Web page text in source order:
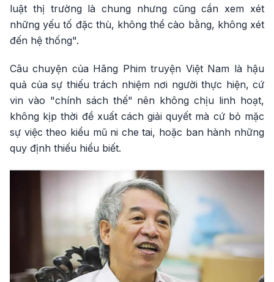
luật thị trường là chung nhưng cũng cần xem xét
những yếu tố đặc thù, không thể cào bằng, không xét
đến hệ thống".
Câu chuyện của Hãng Phim truyện Việt Nam là hậu
quả của sự thiếu trách nhiệm nơi người thực hiện, cứ
vin vào "chính sách thế" nên không chịu linh hoạt,
không kịp thời đề xuất cách giải quyết mà cứ bỏ mặc
sự việc theo kiểu mũ ni che tai, hoặc ban hành những
quy định thiếu hiểu biết.